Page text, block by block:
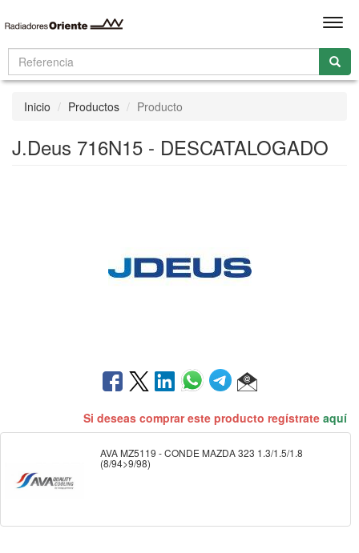
Inicio Productos Producto
J.Deus 716N15 - DESCATALOGADO
Si deseas comprar este producto regístrate aquí
AVA MZ5119 - CONDE MAZDA 323 1.3/1.5/1.8
(8/94>9/98)